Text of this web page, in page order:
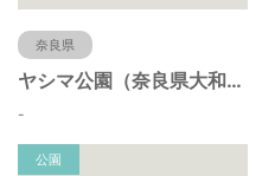
奈良県
ヤシマ公園（奈良県大和郡山市）
-
公園